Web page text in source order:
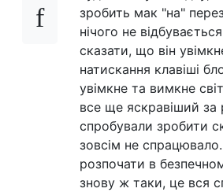
зробить мак "на"
нічого не
сказати, що він
натискання клавіші
увімкне та вимкне
все ще яскравіший
спробували зробити
зовсім не
розпочати в
знову ж таки, це вся